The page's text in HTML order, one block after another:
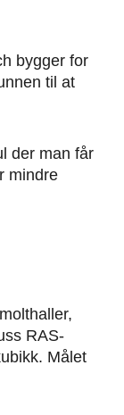
bygger for
til at
der man får
mindre
RAS-
Målet